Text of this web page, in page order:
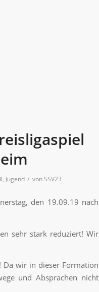
, Jugend / vonSSV23
den 19.09.19 nach
sehr stark reduziert! Wir
Da wir in dieser Formation
und Absprachen nicht